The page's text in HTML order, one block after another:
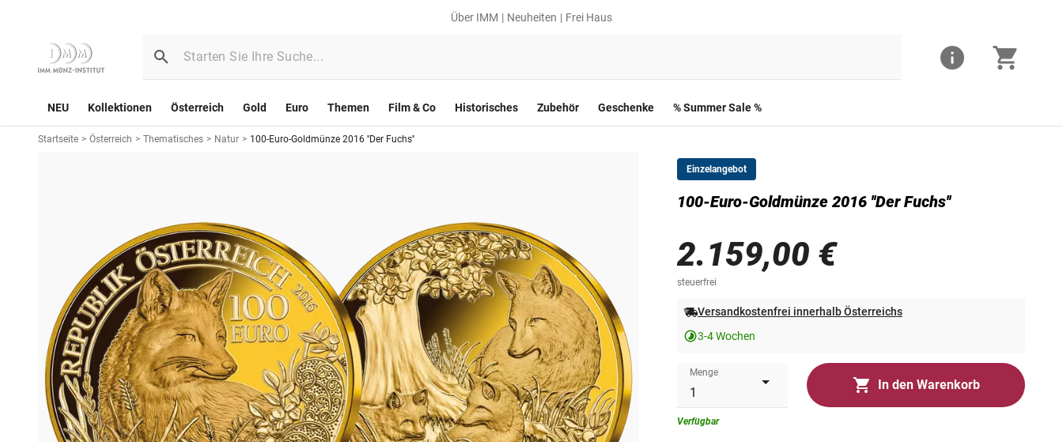
Über IMM Neuheiten Frei Haus
NEU Kollektionen Österreich Gold Euro Themen Film & Co Historisches Zubehör Geschenke % Summer Sale %
Startseite > Österreich > Thematisches > Natur > 100-Euro-Goldmünze 2016 ''Der Fuchs''
Die Vorderseite der Goldmünze ''Der Fuchs''
Einzelangebot
100-Euro-Goldmünze 2016 ''Der Fuchs''
2.159,00 €
steuerfrei
Versandkostenfrei innerhalb Österreichs
3-4 Wochen
Menge
In den Warenkorb
Verfügbar